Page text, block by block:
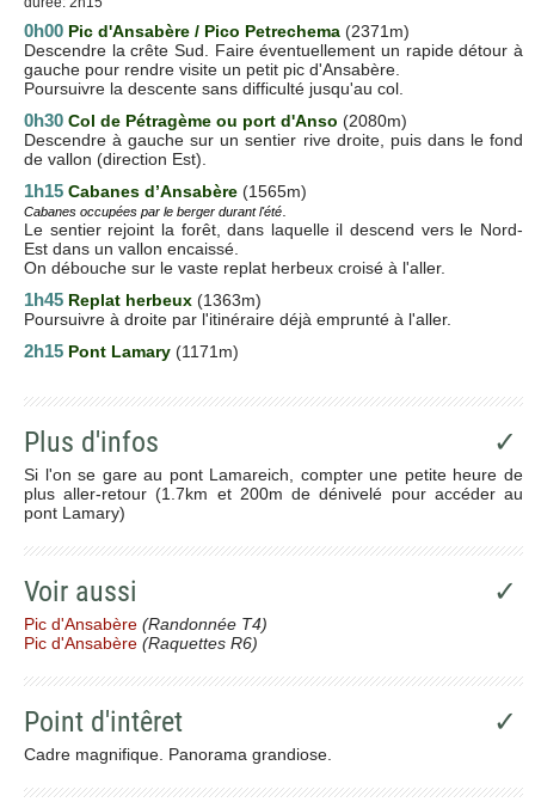
0h00 Pic d'Ansabère / Pico Petrechema (2371m)
Descendre la crête Sud. Faire éventuellement un rapide détour à
gauche pour rendre visite un petit pic d'Ansabère.
Poursuivre la descente sans difficulté jusqu'au col.
0h30 Col de Pétragème ou port d'Anso (2080m)
Descendre à gauche sur un sentier rive droite, puis dans le fond
de vallon (direction Est).
1h15 Cabanes d’Ansabère (1565m)
Cabanes occupées par le berger durant l'été
Le sentier rejoint la forêt, dans laquelle il descend vers le Nord-
Est dans un vallon encaissé.
On débouche sur le vaste replat herbeux croisé à l'aller.
1h45 Replat herbeux (1363m)
Poursuivre à droite par l'itinéraire déjà emprunté à l'aller.
2h15 Pont Lamary (1171m)
Plus d'infos ✓
Si l'on se gare au pont Lamareich, compter une petite heure de
plus aller-retour (1.7km et 200m de dénivelé pour accéder au
pont Lamary)
Voir aussi ✓
Pic d'Ansabère (Randonnée T4)
Pic d'Ansabère (Raquettes R6)
Point d'intêret ✓
Cadre magnifique. Panorama grandiose.